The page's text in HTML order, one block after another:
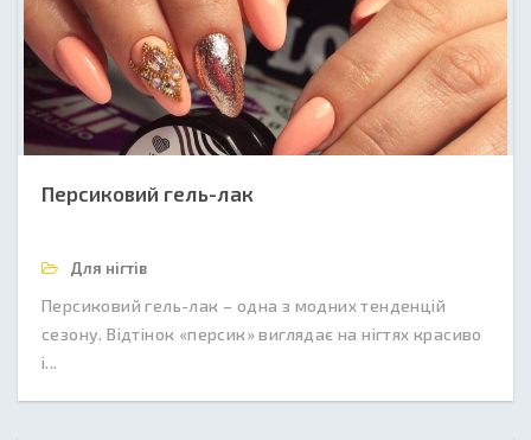
Персиковий гель-лак
Для нігтів
Персиковий гель-лак – одна з модних тенденцій
сезону. Відтінок «персик» виглядає на нігтях красиво
і...